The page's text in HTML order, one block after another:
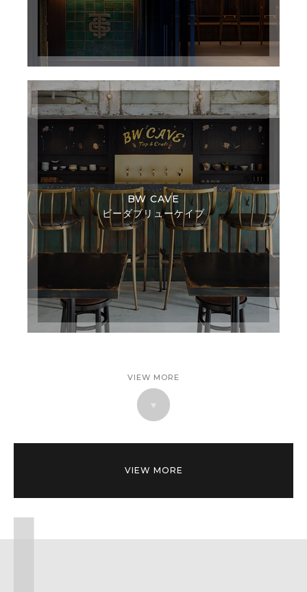
BW CAVE
ビーダブリューケイブ
VIEW MORE
VIEW MORE